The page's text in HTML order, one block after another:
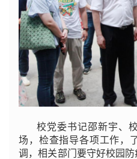
校党委书记邵新宇、
场，检查指导各项工作，
调，相关部门要守好校园